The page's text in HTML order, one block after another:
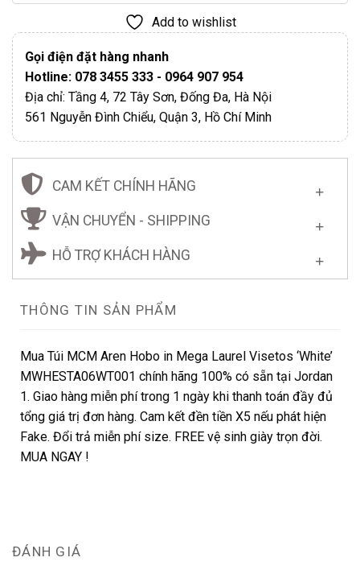
Add to wishlist
Gọi điện đặt hàng nhanh
Hotline: 078 3455 333 - 0964 907 954
Địa chỉ: Tầng 4, 72 Tây Sơn, Đống Đa, Hà Nội
561 Nguyễn Đình Chiểu, Quận 3, Hồ Chí Minh
CAM KẾT CHÍNH HÃNG
VẬN CHUYỂN - SHIPPING
HỖ TRỢ KHÁCH HÀNG
THÔNG TIN SẢN PHẨM
Mua Túi MCM Aren Hobo in Mega Laurel Visetos ‘White’
MWHESTA06WT001 chính hãng 100% có sẵn tại Jordan
1. Giao hàng miễn phí trong 1 ngày khi thanh toán đầy đủ
tổng giá trị đơn hàng. Cam kết đền tiền X5 nếu phát hiện
Fake. Đổi trả miễn phí size. FREE vệ sinh giày trọn đời.
MUA NGAY !
ĐÁNH GIÁ